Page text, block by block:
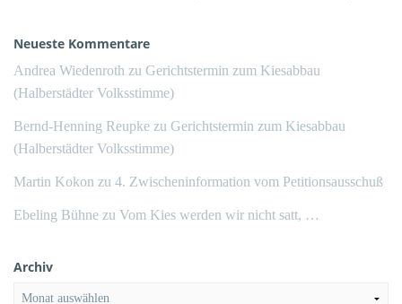
Neueste Kommentare
Andrea Wiedenroth zu Gerichtstermin zum Kiesabbau
(Halberstädter Volksstimme)
Bernd-Henning Reupke zu Gerichtstermin zum Kiesabbau
(Halberstädter Volksstimme)
Martin Kokon zu 4. Zwischeninformation vom Petitionsausschuß
Ebeling Bühne zu Vom Kies werden wir nicht satt, …
Archiv
Archiv